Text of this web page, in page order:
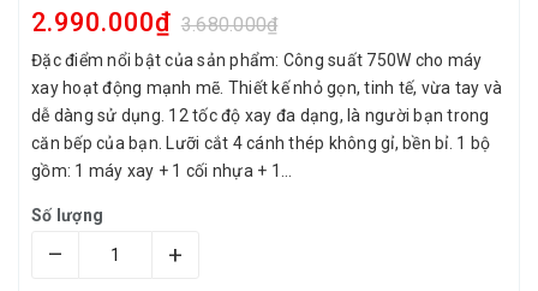
2.990.000₫ 3.680.000₫
Đặc điểm nổi bật của sản phẩm: Công suất 750W cho máy
xay hoạt động mạnh mẽ. Thiết kế nhỏ gọn, tinh tế, vừa tay và
dễ dàng sử dụng. 12 tốc độ xay đa dạng, là người bạn trong
căn bếp của bạn. Lưỡi cắt 4 cánh thép không gỉ, bền bỉ. 1 bộ
gồm: 1 máy xay + 1 cối nhựa + 1...
Số lượng
– +